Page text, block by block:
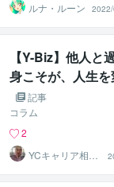
ルナ・ルーン
【Y-Biz】他人と
身こそが、人生
る！」
記事
コラム
2
YCキャリア相談